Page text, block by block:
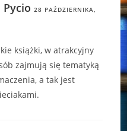
28 PAŹDZIERNIKA,
książki, w atrakcyjny
zajmują się tematyką
a tak jest